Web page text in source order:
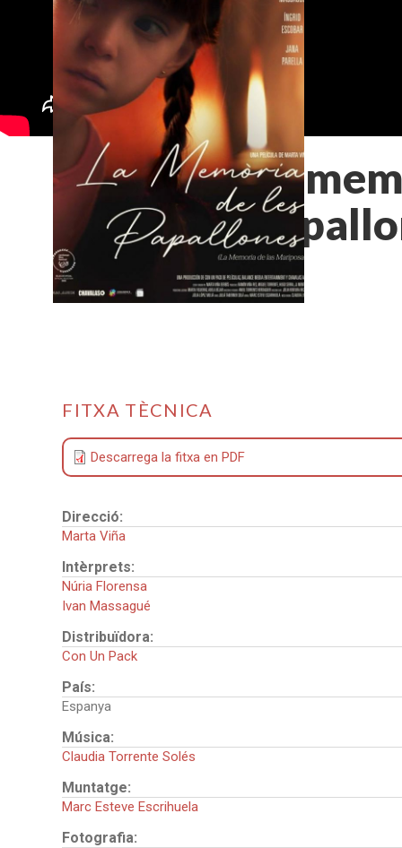
La
FITXA TÈCNICA
Descarrega la fitxa en PDF
Direcció:
Marta Viña
Intèrprets:
Núria Florensa
Ivan Massagué
Distribuïdora:
Con Un Pack
País:
Espanya
Música:
Claudia Torrente Solés
Muntatge:
Marc Esteve Escrihuela
Fotografia: